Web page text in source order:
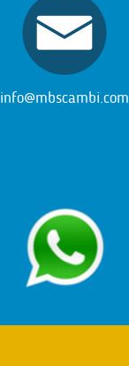
info@mbscambi.com